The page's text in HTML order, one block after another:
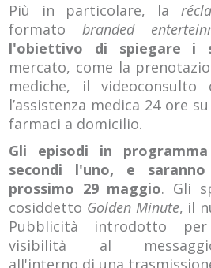
Più in particolare, la
formato branded
l'obiettivo di spiegare i
mercato, come la
mediche, il videoconsulto
l’assistenza medica 24 ore
farmaci a domicilio.
Gli episodi in
secondi l'uno, e
prossimo 29 maggio. Gli
cosiddetto Golden Minute, il
Pubblicità introdotto
visibilità al
all'interno di una